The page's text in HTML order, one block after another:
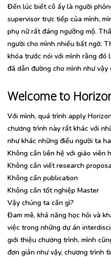
Đến lúc biết cô ấy là người
supervisor trực tiếp của mình,
phụ nữ rất đáng ngưỡng mộ.
người cho mình nhiều bất ngờ.
khóa trước nói với mình rằng
đã dẫn đường cho mình như vậy
Welcome to
Với mình, quá trình apply
chương trình này rất khác với
như khác những điều người ta
Không cần liên hệ với giáo viên
Không cần viết research
Không cần publication
Không cần tốt nghiệp Master
Vậy chúng ta cần gì?
Đam mê, khả năng học hỏi và
việc trong những dự án
giới thiệu chương trình, mình
đơn giản như vậy, chương trình